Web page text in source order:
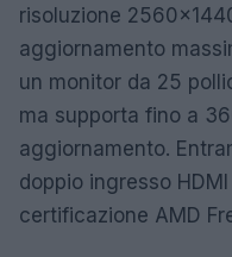
risoluzione
aggiornamento
un monitor da 25
ma supporta fino a
aggiornamento.
doppio ingresso
certificazione AMD